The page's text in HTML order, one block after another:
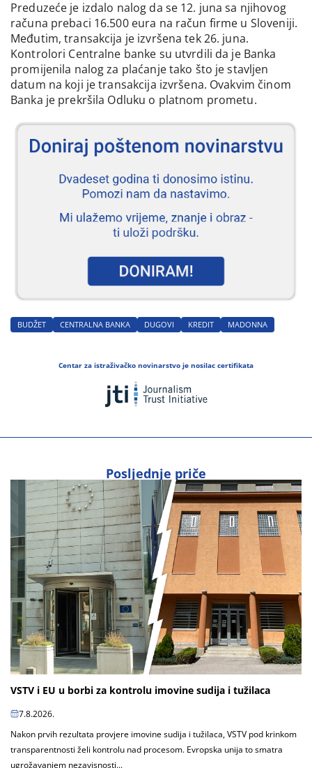
Preduzeće je izdalo nalog da se 12. juna sa njihovog
računa prebaci 16.500 eura na račun firme u Sloveniji.
Međutim, transakcija je izvršena tek 26. juna.
Kontrolori Centralne banke su utvrdili da je Banka
promijenila nalog za plaćanje tako što je stavljen
datum na koji je transakcija izvršena. Ovakvim činom
Banka je prekršila Odluku o platnom prometu.
BUDŽET CENTRALNA BANKA DUGOVI KREDIT MADONNA
Centar za istraživačko novinarstvo je nosilac certifikata
Posljednje priče
VSTV i EU u borbi za kontrolu imovine sudija i tužilaca
7.8.2026.
Nakon prvih rezultata provjere imovine sudija i tužilaca, VSTV pod krinkom
transparentnosti želi kontrolu nad procesom. Evropska unija to smatra
ugrožavanjem nezavisnosti...